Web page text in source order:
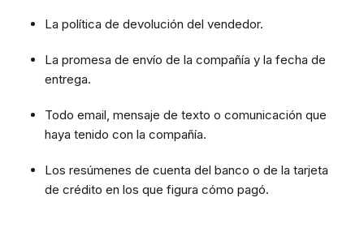
La política de devolución del vendedor.
La promesa de envío de la compañía y la fecha de
entrega.
Todo email, mensaje de texto o comunicación que
haya tenido con la compañía.
Los resúmenes de cuenta del banco o de la tarjeta
de crédito en los que figura cómo pagó.